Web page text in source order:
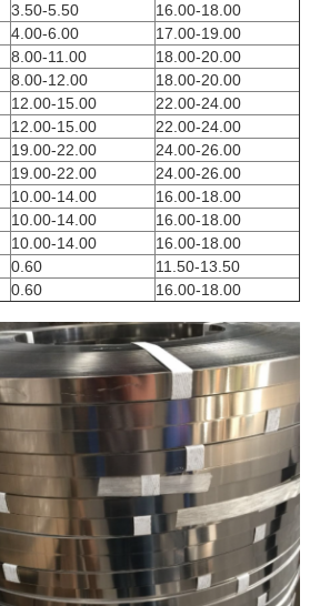
3.50-5.50
16.00-18.00
4.00-6.00
17.00-19.00
8.00-11.00
18.00-20.00
8.00-12.00
18.00-20.00
12.00-15.00
22.00-24.00
12.00-15.00
22.00-24.00
19.00-22.00
24.00-26.00
19.00-22.00
24.00-26.00
10.00-14.00
16.00-18.00
10.00-14.00
16.00-18.00
10.00-14.00
16.00-18.00
0.60
11.50-13.50
0.60 16.00-18.00